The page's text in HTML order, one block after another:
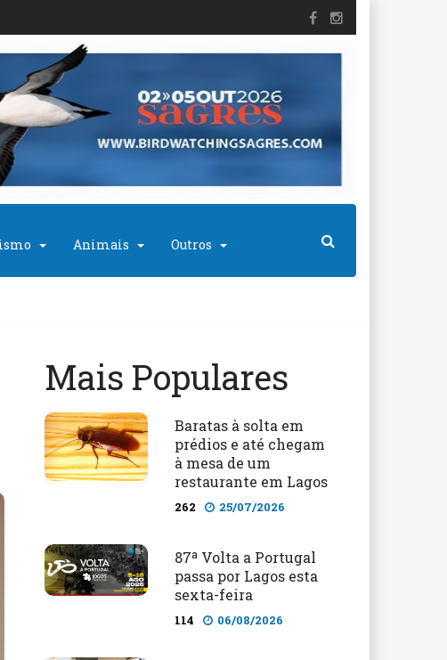
Animais Outros
Mais Populares
Baratas à solta em
prédios e até chegam
à mesa de um
restaurante em Lagos
262 25/07/2026
87ª Volta a Portugal
passa por Lagos esta
sexta-feira
114 06/08/2026